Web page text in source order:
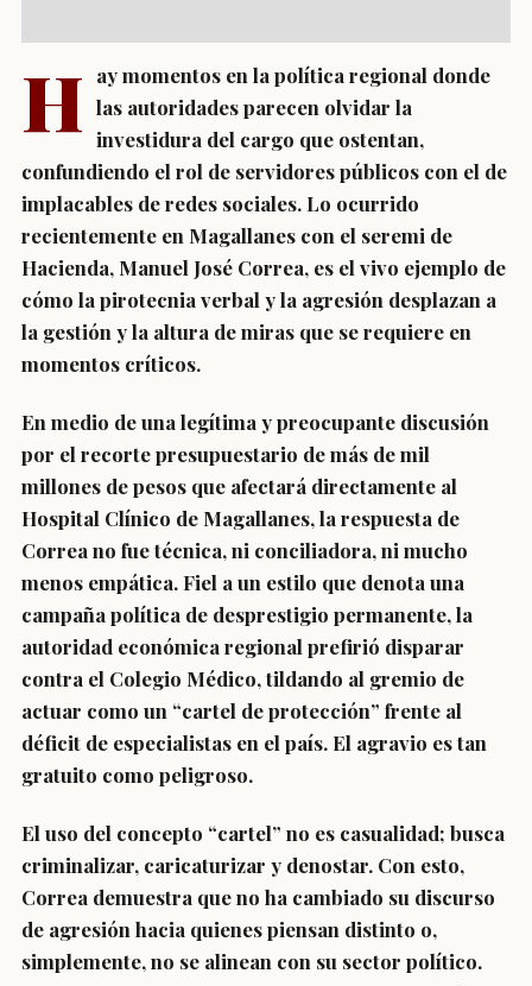
H ay momentos en la política regional donde
las autoridades parecen olvidar la
investidura del cargo que ostentan,
confundiendo el rol de servidores públicos con el de
implacables de redes sociales. Lo ocurrido
recientemente en Magallanes con el seremi de
Hacienda, Manuel José Correa, es el vivo ejemplo de
cómo la pirotecnia verbal y la agresión desplazan a
la gestión y la altura de miras que se requiere en
momentos críticos.
En medio de una legítima y preocupante discusión
por el recorte presupuestario de más de mil
millones de pesos que afectará directamente al
Hospital Clínico de Magallanes, la respuesta de
Correa no fue técnica, ni conciliadora, ni mucho
menos empática. Fiel a un estilo que denota una
campaña política de desprestigio permanente, la
autoridad económica regional prefirió disparar
contra el Colegio Médico, tildando al gremio de
actuar como un “cartel de protección” frente al
déficit de especialistas en el país. El agravio es tan
gratuito como peligroso.
El uso del concepto “cartel” no es casualidad; busca
criminalizar, caricaturizar y denostar. Con esto,
Correa demuestra que no ha cambiado su discurso
de agresión hacia quienes piensan distinto o,
simplemente, no se alinean con su sector político.